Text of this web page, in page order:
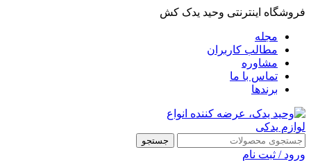
فروشگاه اینترنتی وحید یدک کش
مجله
مطالب کاربران
مشاوره
تماس با ما
برندها
جستجو
ورود / ثبت نام